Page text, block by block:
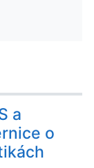
a
o